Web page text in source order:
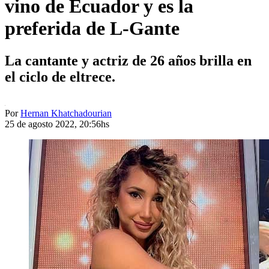
vino de Ecuador y es la
preferida de L-Gante
La cantante y actriz de 26 años brilla en
el ciclo de eltrece.
PorHernan Khatchadourian
25 de agosto 2022, 20:56hs